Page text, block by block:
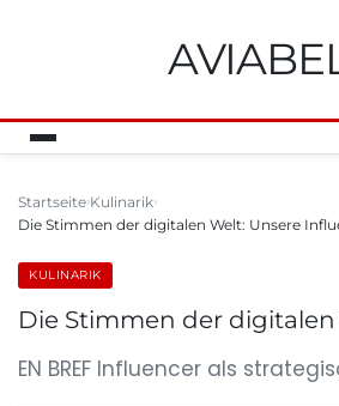
Startseite Kulinarik
Die Stimmen der digitalen Welt: Unsere
KULINARIK
Die Stimmen der
EN BREF Influencer als